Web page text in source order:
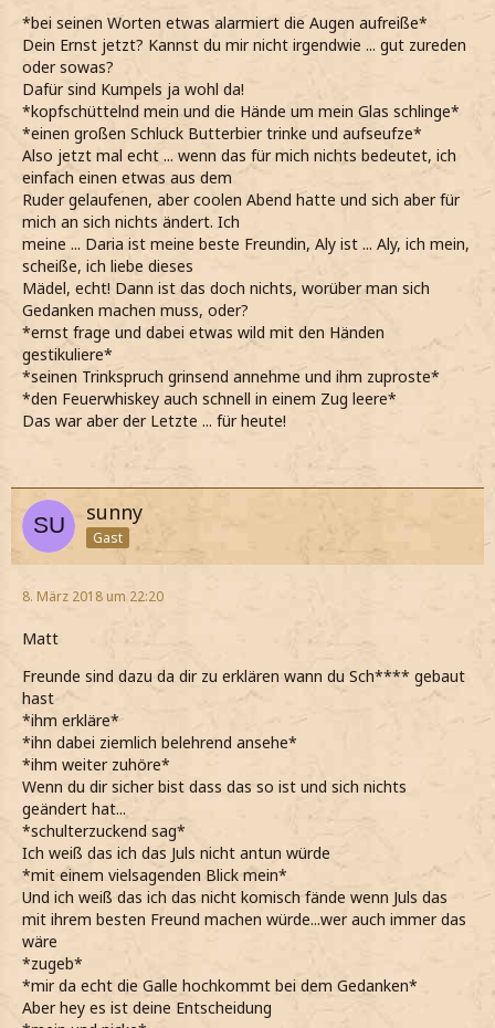
*bei seinen Worten etwas alarmiert die Augen aufreiße*
Dein Ernst jetzt? Kannst du mir nicht irgendwie ... gut zureden
oder sowas?
Dafür sind Kumpels ja wohl da!
*kopfschüttelnd mein und die Hände um mein Glas schlinge*
*einen großen Schluck Butterbier trinke und aufseufze*
Also jetzt mal echt ... wenn das für mich nichts bedeutet, ich
einfach einen etwas aus dem
Ruder gelaufenen, aber coolen Abend hatte und sich aber für
mich an sich nichts ändert. Ich
meine ... Daria ist meine beste Freundin, Aly ist ... Aly, ich mein,
scheiße, ich liebe dieses
Mädel, echt! Dann ist das doch nichts, worüber man sich
Gedanken machen muss, oder?
*ernst frage und dabei etwas wild mit den Händen
gestikuliere*
*seinen Trinkspruch grinsend annehme und ihm zuproste*
*den Feuerwhiskey auch schnell in einem Zug leere*
Das war aber der Letzte ... für heute!
sunny
Gast
8. März 2018 um 22:20
Matt
Freunde sind dazu da dir zu erklären wann du Sch**** gebaut
hast
*ihm erkläre*
*ihn dabei ziemlich belehrend ansehe*
*ihm weiter zuhöre*
Wenn du dir sicher bist dass das so ist und sich nichts
geändert hat...
*schulterzuckend sag*
Ich weiß das ich das Juls nicht antun würde
*mit einem vielsagenden Blick mein*
Und ich weiß das ich das nicht komisch fände wenn Juls das
mit ihrem besten Freund machen würde...wer auch immer das
wäre
*zugeb*
*mir da echt die Galle hochkommt bei dem Gedanken*
Aber hey es ist deine Entscheidung